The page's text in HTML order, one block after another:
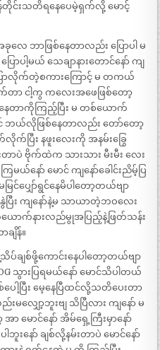
တိုင်းသတိရနေပေမဲ့ရှက်လို့ မောင့်
လေ ဘာဖြစ်နေတာလည်း ပြောပါ မ
ာပါ့မယ် သေချာနားတောင်နော် ကျ
ြောလိုက်တဲ့စကားကြောင့် မ တကယ်
ာ ငါ့ကွ ကလေးအဖေဖြစ်တော့
နေတာကိုကြည့်ပြီး မ တစ်ယောက်
ဘယ်လိုဖြစ်နေတာလည်း တော်တော့
က်ပြီး နဖူးလေးကို အနမ်းခြွေ
ပဲ ဗိုက်ထဲက သားသား မီးမီး လေး
နော် မောင် ကျနော်ခေါင်းညိမ့်ပြ
ြင်ပျှော်ရွင်နေမိပါတော့တယ်ဗျာ
ြီး ကျနော်နဲ့မ သာယာတဲ့ဘဝလေး
ာက်နားလည်မွုအပြည့်နဲ့ဖြတ်သန်း
ျိန်။
ပ်ချစ်ဖို့ကောင်းနေပါတော့တယ်ဗျာ
သွားပြရမယ်နော် မောင်သိပါတယ်
ေါ့ပြီး မေ့နေပြီထင်လို့သတိပေးတာ
မလျှော့ဘူးဗျ သိပြီလား ကျနော် မ
မောင်နော် အိမ်ရှေ့ကြီးမှာနော်
နော် ချစ်လို့နမ်းတာပဲ မောင်နော်